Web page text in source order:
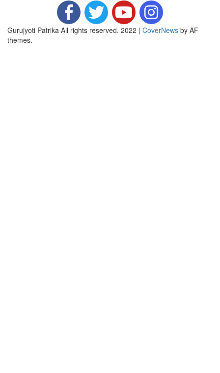
Gurujyoti Patrika All rights reserved. 2022 | CoverNews by AF
themes.